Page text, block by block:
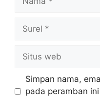
Surel
Situs
web
Simpan nama,
pada peramban